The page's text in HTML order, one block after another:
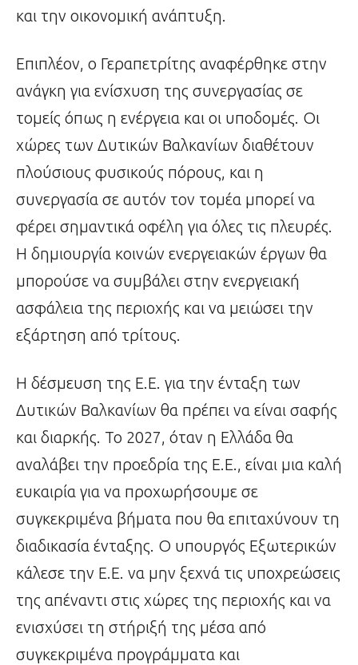
και την οικονομική ανάπτυξη.
Επιπλέον, ο Γεραπετρίτης αναφέρθηκε στην
ανάγκη για ενίσχυση της συνεργασίας σε
τομείς όπως η ενέργεια και οι υποδομές. Οι
χώρες των Δυτικών Βαλκανίων διαθέτουν
πλούσιους φυσικούς πόρους, και η
συνεργασία σε αυτόν τον τομέα μπορεί να
φέρει σημαντικά οφέλη για όλες τις πλευρές.
Η δημιουργία κοινών ενεργειακών έργων θα
μπορούσε να συμβάλει στην ενεργειακή
ασφάλεια της περιοχής και να μειώσει την
εξάρτηση από τρίτους.
Η δέσμευση της Ε.Ε. για την ένταξη των
Δυτικών Βαλκανίων θα πρέπει να είναι σαφής
και διαρκής. Το 2027, όταν η Ελλάδα θα
αναλάβει την προεδρία της Ε.Ε., είναι μια καλή
ευκαιρία για να προχωρήσουμε σε
συγκεκριμένα βήματα που θα επιταχύνουν τη
διαδικασία ένταξης. Ο υπουργός Εξωτερικών
κάλεσε την Ε.Ε. να μην ξεχνά τις υποχρεώσεις
της απέναντι στις χώρες της περιοχής και να
ενισχύσει τη στήριξή της μέσα από
συγκεκριμένα προγράμματα και